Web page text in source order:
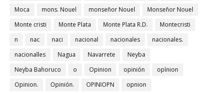
Moca
mons. Nouel monseñor Nouel
Monseñor Nouel
Monte cristi
Monte Plata Monte Plata R.D.
Montecristi
n
nac naci nacional nacionales
nacionales.
nacionalles
Nagua Navarrete
Neyba
Neyba Bahoruco
o Opinion opinión
opìnion
Opinion.
Opinión. OPINIOPN
opnion